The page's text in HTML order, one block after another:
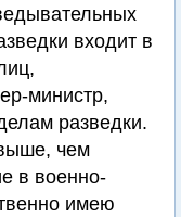
входит в
министр,
разведки.
чем
в военно-
имею